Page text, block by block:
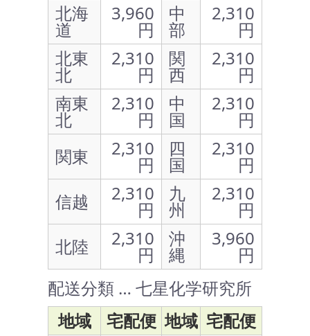
北海
道
3,960
円
中
部
2,310
円
北東
北
2,310
円
関
西
2,310
円
南東
北
2,310
円
中
国
2,310
円
関東
2,310
円
四
国
2,310
円
信越
2,310
円
九
州
2,310
円
北陸
2,310
円
沖
縄
3,960
円
配送分類 … 七星化学研究所
地域
宅配便 地域 宅配便